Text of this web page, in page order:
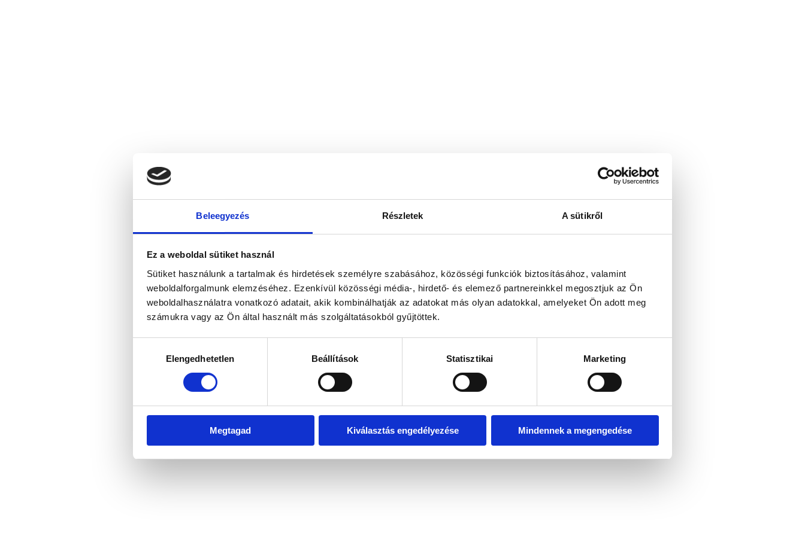
Beleegyezés Részletek A sütikről
Ez a weboldal sütiket használ
Sütiket használunk a tartalmak és hirdetések személyre szabásához, közösségi funkciók biztosításához, valamint
weboldalforgalmunk elemzéséhez. Ezenkívül közösségi média-, hirdető- és elemező partnereinkkel megosztjuk az Ön
weboldalhasználatra vonatkozó adatait, akik kombinálhatják az adatokat más olyan adatokkal, amelyeket Ön adott meg
számukra vagy az Ön által használt más szolgáltatásokból gyűjtöttek.
kiválasztásaElengedhetetlen Beállítások Statisztikai Marketing
Megtagad Kiválasztás engedélyezése Mindennek a megengedése
Application error: a client-side exception has occurred while loadingwww.bicapp.hu (see the browser console for more information)